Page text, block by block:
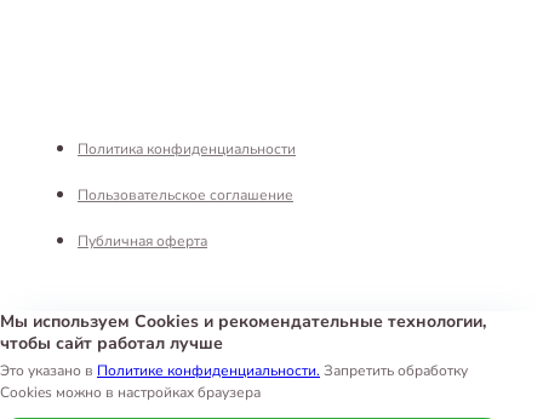
Реквизиты
Интернет-магазин «Белый Кролик»
Политика конфиденциальности
Пользовательское соглашение
Публичная оферта
Мы используем Cookies и рекомендательные технологии,
чтобы сайт работал лучше
Это указано в Политике конфиденциальности. Запретить обработку
Cookies можно в настройках браузера